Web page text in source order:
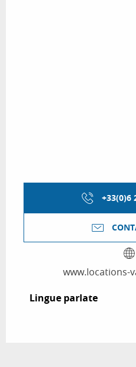
+33(0)6
www.locations-
Lingue parlate
Lingue parlate